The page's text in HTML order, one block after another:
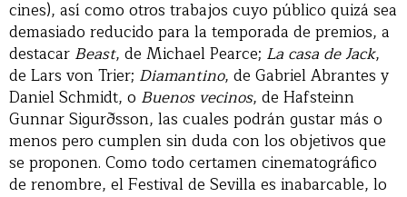
cines), así como otros trabajos cuyo público quizá sea
demasiado reducido para la temporada de premios, a
destacar Beast, de Michael Pearce; La casa de Jack,
de Lars von Trier; Diamantino, de Gabriel Abrantes y
Daniel Schmidt, o Buenos vecinos, de Hafsteinn
Gunnar Sigurðsson, las cuales podrán gustar más o
menos pero cumplen sin duda con los objetivos que
se proponen. Como todo certamen cinematográfico
de renombre, el Festival de Sevilla es inabarcable, lo